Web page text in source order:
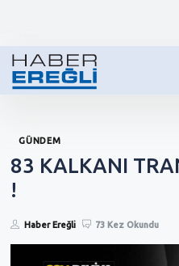
GÜNDEM
83 KALKANI
!
Haber Ereğli 73 Kez Okundu